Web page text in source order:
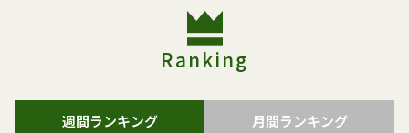
Ranking
週間ランキング 月間ランキング